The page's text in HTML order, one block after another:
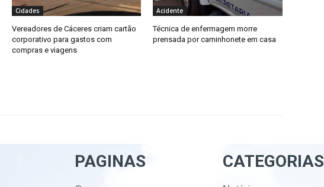
Cidades
Vereadores de Cáceres criam cartão
corporativo para gastos com
compras e viagens
Acidente
Técnica de enfermagem morre
prensada por caminhonete em casa
PAGINAS CATEGORIAS